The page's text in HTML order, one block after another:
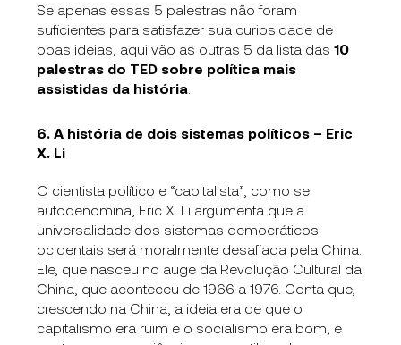
Se apenas essas 5 palestras não foram
suficientes para satisfazer sua curiosidade de
boas ideias, aqui vão as outras 5 da lista das10
palestras do TED sobre política mais
assistidas da história
6. A história de dois sistemas políticos – Eric
X. Li
O cientista político e “capitalista”, como se
autodenomina, Eric X. Li argumenta que a
universalidade dos sistemas democráticos
ocidentais será moralmente desafiada pela China.
Ele, que nasceu no auge da Revolução Cultural da
China, que aconteceu de 1966 a 1976. Conta que,
crescendo na China, a ideia era de que o
capitalismo era ruim e o socialismo era bom, e